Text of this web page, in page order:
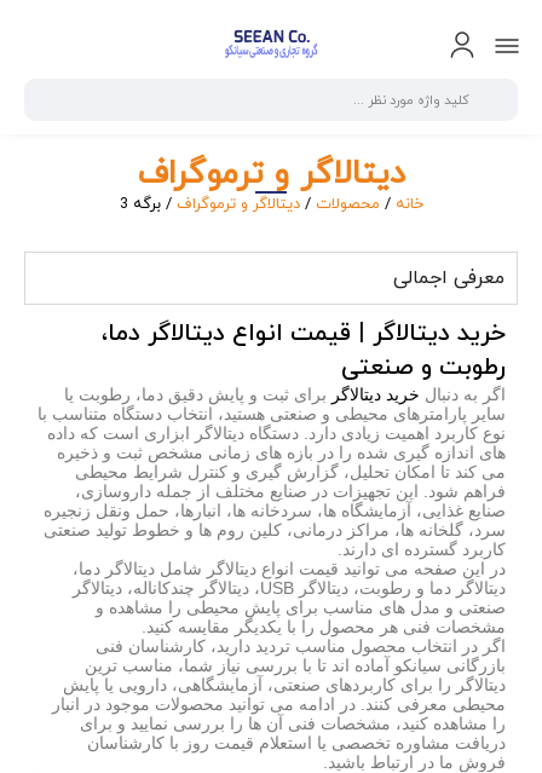
دیتالاگر و ترموگراف
خانه / محصولات /دیتالاگر و ترموگراف / برگه 3
معرفی اجمالی
خرید دیتالاگر | قیمت انواع دیتالاگر دما،
رطوبت و صنعتی
اگر به دنبال خرید دیتالاگر برای ثبت و پایش دقیق دما، رطوبت یا
سایر پارامترهای محیطی و صنعتی هستید، انتخاب دستگاه متناسب با
نوع کاربرد اهمیت زیادی دارد. دستگاه دیتالاگر ابزاری است که داده
های اندازه گیری شده را در بازه های زمانی مشخص ثبت و ذخیره
می کند تا امکان تحلیل، گزارش گیری و کنترل شرایط محیطی
فراهم شود. این تجهیزات در صنایع مختلف از جمله داروسازی،
صنایع غذایی، آزمایشگاه ها، سردخانه ها، انبارها، حمل ونقل زنجیره
سرد، گلخانه ها، مراکز درمانی، کلین روم ها و خطوط تولید صنعتی
کاربرد گسترده ای دارند.
در این صفحه می توانید قیمت انواع دیتالاگر شامل دیتالاگر دما،
دیتالاگر دما و رطوبت، دیتالاگر USB، دیتالاگر چندکاناله، دیتالاگر
صنعتی و مدل های مناسب برای پایش محیطی را مشاهده و
مشخصات فنی هر محصول را با یکدیگر مقایسه کنید.
اگر در انتخاب محصول مناسب تردید دارید، کارشناسان فنی
بازرگانی سیانکو آماده اند تا با بررسی نیاز شما، مناسب ترین
دیتالاگر را برای کاربردهای صنعتی، آزمایشگاهی، دارویی یا پایش
محیطی معرفی کنند. در ادامه می توانید محصولات موجود در انبار
را مشاهده کنید، مشخصات فنی آن ها را بررسی نمایید و برای
دریافت مشاوره تخصصی یا استعلام قیمت روز با کارشناسان
فروش ما در ارتباط باشید.